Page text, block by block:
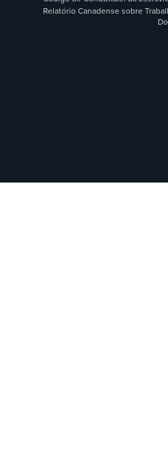
Relatório Canadense sobre